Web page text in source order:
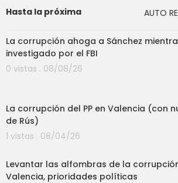
Hasta la próxima AUTO
La corrupción ahoga a Sánchez
investigado por el FBI
0 vistas . 08/08/26
La corrupción del PP en Valencia (con
de Rús)
1 vistas . 08/04/26
Levantar las alfombras de la
Valencia, prioridades políticas